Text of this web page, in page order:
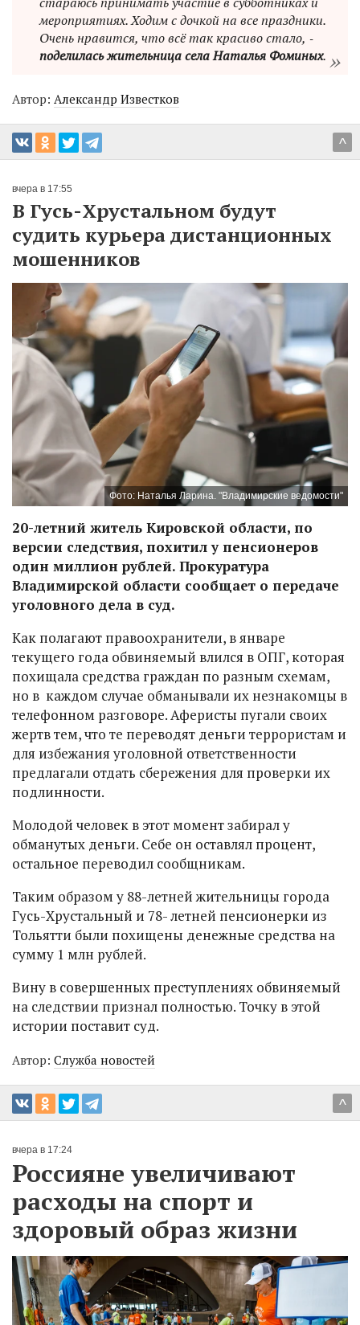
мероприятиях. Ходим с дочкой на все праздники.
Очень нравится, что всё так красиво стало, ‑
поделилась жительница села Наталья Фоминых.
Автор: Александр Известков
^
вчера в 17:55
В Гусь-Хрустальном будут
судить курьера дистанционных
мошенников
Фото: Наталья Ларина. "Владимирские ведомости"
20-летний житель Кировской области, по
версии следствия, похитил у пенсионеров
один миллион рублей. Прокуратура
Владимирской области сообщает о передаче
уголовного дела в суд.
Как полагают правоохранители, в январе
текущего года обвиняемый влился в ОПГ, которая
похищала средства граждан по разным схемам,
но в каждом случае обманывали их незнакомцы в
телефонном разговоре. Аферисты пугали своих
жертв тем, что те переводят деньги террористам и
для избежания уголовной ответственности
предлагали отдать сбережения для проверки их
подлинности.
Молодой человек в этот момент забирал у
обманутых деньги. Себе он оставлял процент,
остальное переводил сообщникам.
Таким образом у 88-летней жительницы города
Гусь-Хрустальный и 78- летней пенсионерки из
Тольятти были похищены денежные средства на
сумму 1 млн рублей.
Вину в совершенных преступлениях обвиняемый
на следствии признал полностью. Точку в этой
истории поставит суд.
Автор: Служба новостей
^
вчера в 17:24
Россияне увеличивают
расходы на спорт и
здоровый образ жизни